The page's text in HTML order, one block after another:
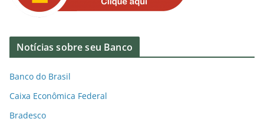
Notícias sobre seu Banco
Banco do Brasil
Caixa Econômica Federal
Bradesco